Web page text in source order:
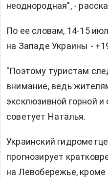
неоднородная", -
По ее словам, 14-15
на Западе Украины -
"Поэтому туристам
внимание, ведь
эксклюзивной горной и
советует Наталья.
Украинский
прогнозирует
на Левобережье,